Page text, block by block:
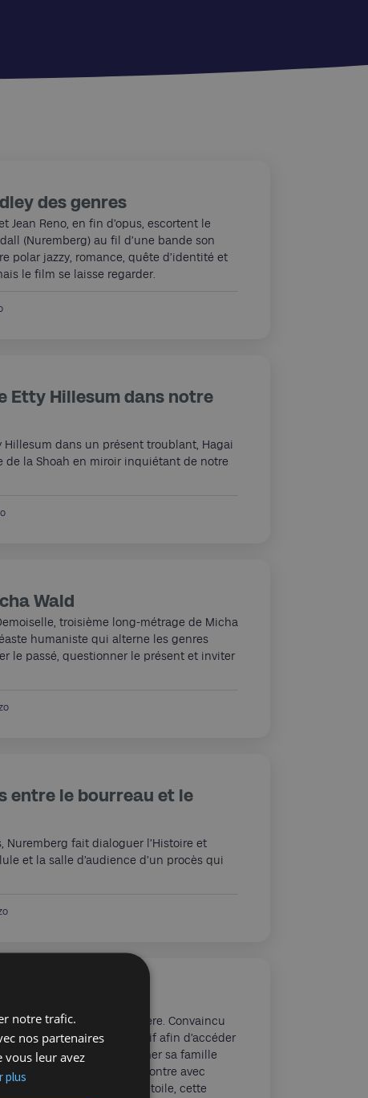
des genres
Jean Reno, en fin d’opus, escortent le
(Nuremberg) au fil d’une bande son
polar jazzy, romance, quête d’identité et
le film se laisse regarder.
Etty Hillesum dans notre
Hillesum dans un présent troublant, Hagai
de la Shoah en miroir inquiétant de notre
Wald
troisième long-métrage de Micha
humaniste qui alterne les genres
le passé, questionner le présent et inviter
entre le bourreau et le
Nuremberg fait dialoguer l’Histoire et
et la salle d’audience d’un procès qui
famille vivent dans la misère. Convaincu
il se fait passer pour Juif afin d’accéder
en révélations, il va entrainer sa famille
ses préjugés. Rencontre avec
et acteur de La Bonne étoile, cette
notre trafic.
nos partenaires
vous leur avez
plus